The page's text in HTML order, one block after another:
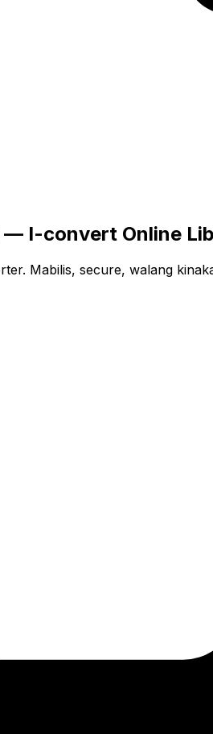
— I-convert Online
Mabilis, secure, walang